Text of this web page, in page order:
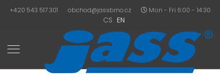
+420 543 517 301 obchod@jassbrno.cz Mon - Fri 6:00 - 14:30
CS EN